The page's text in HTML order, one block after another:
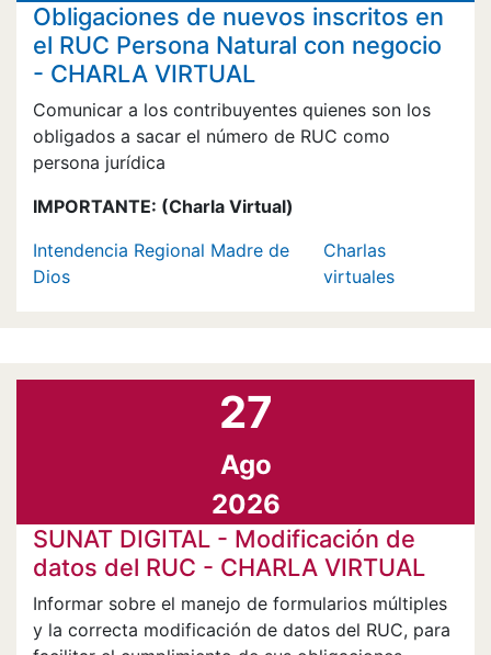
Obligaciones de nuevos inscritos en
el RUC Persona Natural con negocio
- CHARLA VIRTUAL
Comunicar a los contribuyentes quienes son los
obligados a sacar el número de RUC como
persona jurídica
IMPORTANTE: (Charla Virtual)
Intendencia Regional Madre de
Dios
Charlas
virtuales
27
Ago
2026
SUNAT DIGITAL - Modificación de
datos del RUC - CHARLA VIRTUAL
Informar sobre el manejo de formularios múltiples
y la correcta modificación de datos del RUC, para